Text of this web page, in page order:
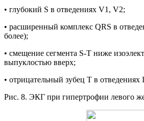
• глубокий S в отведениях V1, V2;
• расширенный комплекс QRS в
более);
• смещение сегмента S-T ниже
выпуклостью вверх;
• отрицательный зубец Т в
Рис. 8. ЭКГ при гипертрофии левого